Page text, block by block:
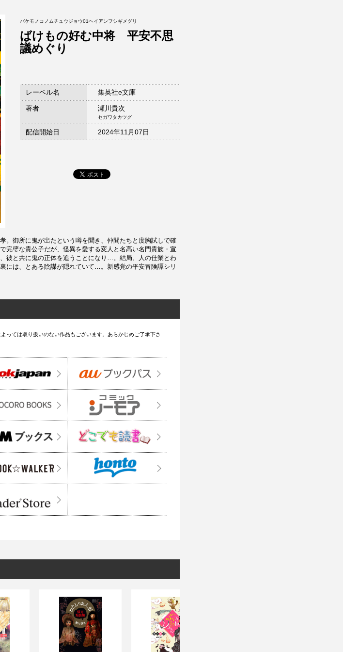
バケモノコノムチュウジョウ01ヘイアンフシギメグリ
ばけもの好む中将 平安不思
議めぐり
レーベル名 集英社e文庫
著者 瀬川貴次
セガワタカツグ
配信開始日 2024年11月07日
。御所に鬼が出たという噂を聞き、仲間たちと度胸試しで確
完璧な貴公子だが、怪異を愛する変人と名高い名門貴族・宣
彼と共に鬼の正体を追うことになり…。結局、人の仕業とわ
には、とある陰謀が隠れていて…。新感覚の平安冒険譚シリ
っては取り扱いのない作品もございます。あらかじめご了承下さ